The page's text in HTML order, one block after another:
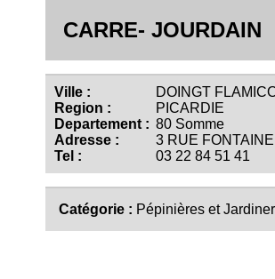
CARRE- JOURDAIN
Ville :
DOINGT
Region :
PICARDIE
Departement : 80 Somme
Adresse :
3 RUE
Tel :
03 22 84 51 41
Catégorie : Pépinières et